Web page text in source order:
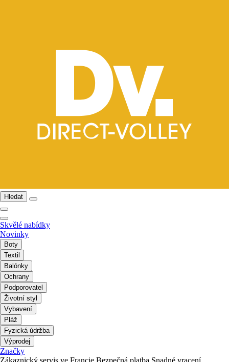
Hledat
Skvělé nabídky
Novinky
Boty
Textil
Balónky
Ochrany
Podporovatel
Životní styl
Vybavení
Pláž
Fyzická údržba
Výprodej
Značky